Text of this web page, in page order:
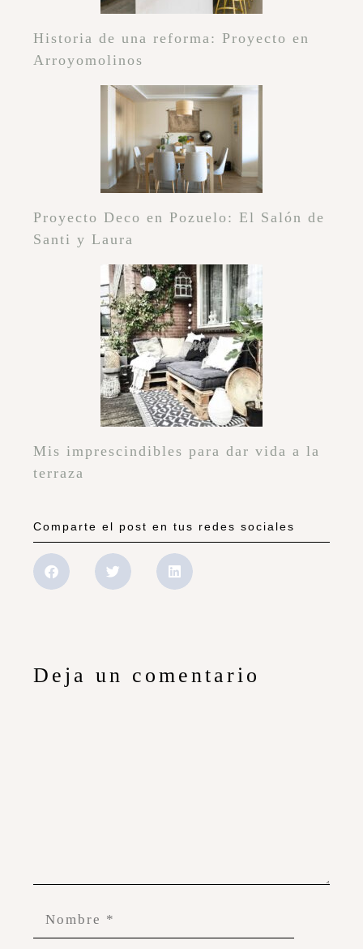
Historia de una reforma: Proyecto en
Arroyomolinos
Proyecto Deco en Pozuelo: El Salón de
Santi y Laura
Mis imprescindibles para dar vida a la
terraza
Comparte el post en tus redes sociales
Deja un comentario